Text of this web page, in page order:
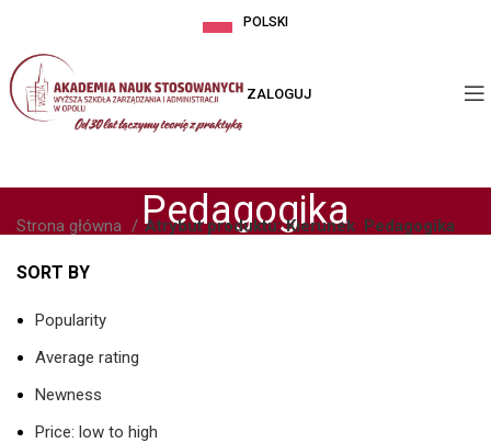
POLSKI
ZALOGUJ
Pedagogika
Strona główna Atrybut produktu: Kierunek Pedagogika
SORT BY
Popularity
Average rating
Newness
Price: low to high